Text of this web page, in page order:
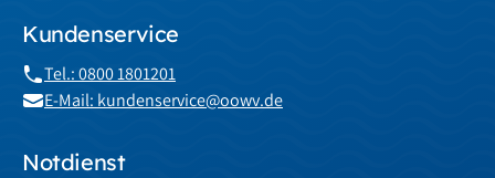
Kundenservice
Tel.: 0800 1801201
E-Mail: kundenservice@oowv.de
Notdienst